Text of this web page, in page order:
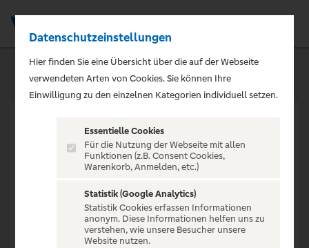
VERANSTALTUNG NICHT
GEFUNDEN
Datenschutzeinstellungen
Hier finden Sie eine Übersicht über die auf der Webseite
verwendeten Arten von Cookies. Sie können Ihre
Einwilligung zu den einzelnen Kategorien individuell setzen.
Essentielle Cookies
Für die Nutzung der Webseite mit allen
Funktionen (z.B. Consent Cookies,
Warenkorb, Anmelden, etc.)
Statistik (Google Analytics)
Statistik Cookies erfassen Informationen
anonym. Diese Informationen helfen uns zu
verstehen, wie unsere Besucher unsere
Website nutzen.